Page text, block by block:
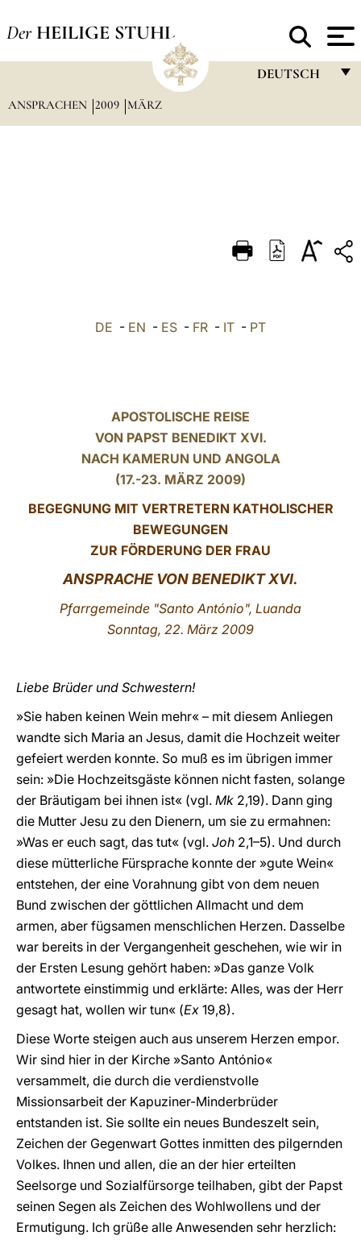
Der HEILIGE STUHL
DEUTSCH
DEUTSCH
العربيّة
ANSPRACHEN 2009 MÄRZ
DE - EN - ES - FR - IT - PT
APOSTOLISCHE REISE
VON PAPST BENEDIKT XVI.
NACH KAMERUN UND ANGOLA
(17.-23. MÄRZ 2009)
BEGEGNUNG MIT VERTRETERN KATHOLISCHER
BEWEGUNGEN
ZUR FÖRDERUNG DER FRAU
ANSPRACHE VONBENEDIKT XVI.
Pfarrgemeinde "Santo António", Luanda
Sonntag, 22. März 2009
Liebe Brüder und Schwestern!
»Sie haben keinen Wein mehr« – mit diesem Anliegen
wandte sich Maria an Jesus, damit die Hochzeit weiter
gefeiert werden konnte. So muß es im übrigen immer
sein: »Die Hochzeitsgäste können nicht fasten, solange
der Bräutigam bei ihnen ist« (vgl. Mk 2,19). Dann ging
die Mutter Jesu zu den Dienern, um sie zu ermahnen:
»Was er euch sagt, das tut« (vgl. Joh 2,1–5). Und durch
diese mütterliche Fürsprache konnte der »gute Wein«
entstehen, der eine Vorahnung gibt von dem neuen
Bund zwischen der göttlichen Allmacht und dem
armen, aber fügsamen menschlichen Herzen. Dasselbe
war bereits in der Vergangenheit geschehen, wie wir in
der Ersten Lesung gehört haben: »Das ganze Volk
antwortete einstimmig und erklärte: Alles, was der Herr
gesagt hat, wollen wir tun« (Ex 19,8).
Diese Worte steigen auch aus unserem Herzen empor.
Wir sind hier in der Kirche »Santo António«
versammelt, die durch die verdienstvolle
Missionsarbeit der Kapuziner-Minderbrüder
entstanden ist. Sie sollte ein neues Bundeszelt sein,
Zeichen der Gegenwart Gottes inmitten des pilgernden
Volkes. Ihnen und allen, die an der hier erteilten
Seelsorge und Sozialfürsorge teilhaben, gibt der Papst
seinen Segen als Zeichen des Wohlwollens und der
Ermutigung. Ich grüße alle Anwesenden sehr herzlich: